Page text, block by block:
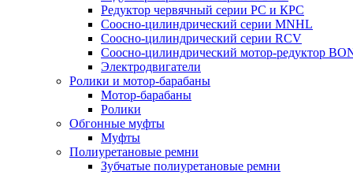
Редуктор червячный серии РС и КРС
Соосно-цилиндрический серии MNHL
Соосно-цилиндрический серии RCV
Соосно-цилиндрический мотор-редуктор
Электродвигатели
Ролики и мотор-барабаны
Мотор-барабаны
Ролики
Обгонные муфты
Муфты
Полиуретановые ремни
Зубчатые полиуретановые ремни